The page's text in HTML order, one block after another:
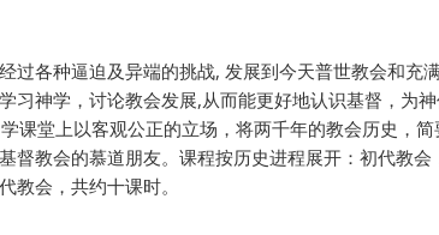
过各种逼迫及异端的挑战, 发展到今天普世教会和充
习神学，讨论教会发展,从而能更好地认识基督，为
课堂上以客观公正的立场，将两千年的教会历史，
督教会的慕道朋友。课程按历史进程展开：初代教
教会，共约十课时。